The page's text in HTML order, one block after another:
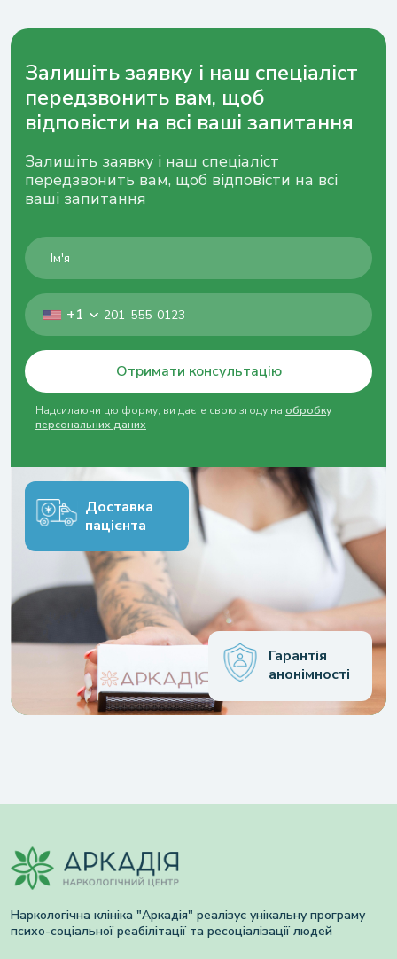
Залишіть заявку і наш спеціаліст
передзвонить вам, щоб
відповісти на всі ваші запитання
Залишіть заявку і наш спеціаліст
передзвонить вам, щоб відповісти на всі
ваші запитання
+1
Отримати консультацію
Надсилаючи цю форму, ви даєте свою згоду на обробку
персональних даних
Доставка
пацієнта
Гарантія
анонімності
Наркологічна клініка "Аркадія" реалізує унікальну програму
психо-соціальної реабілітації та ресоціалізації людей